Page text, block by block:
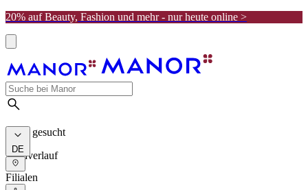
20% auf Beauty, Fashion und mehr - nur heute online >
Meist gesucht
Suchverlauf
DE
Filialen